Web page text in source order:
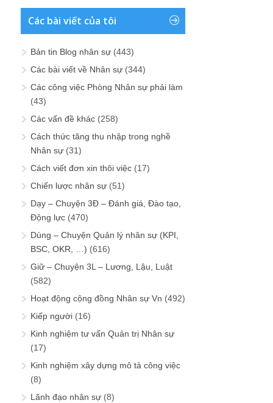
Các bài viết của tôi
Bản tin Blog nhân sự (443)
Các bài viết về Nhân sự (344)
Các công việc Phòng Nhân sự phải làm
(43)
Các vấn đề khác (258)
Cách thức tăng thu nhập trong nghề
Nhân sự (31)
Cách viết đơn xin thôi việc (17)
Chiến lược nhân sự (51)
Dạy – Chuyện 3Đ – Đánh giá, Đào tạo,
Động lực (470)
Dùng – Chuyện Quản lý nhân sự (KPI,
BSC, OKR, …) (616)
Giữ – Chuyện 3L – Lương, Lậu, Luật
(582)
Hoạt động cộng đồng Nhân sự Vn (492)
Kiếp người (16)
Kinh nghiệm tư vấn Quản trị Nhân sự
(17)
Kinh nghiệm xây dựng mô tả công việc
(8)
Lãnh đạo nhân sự (8)